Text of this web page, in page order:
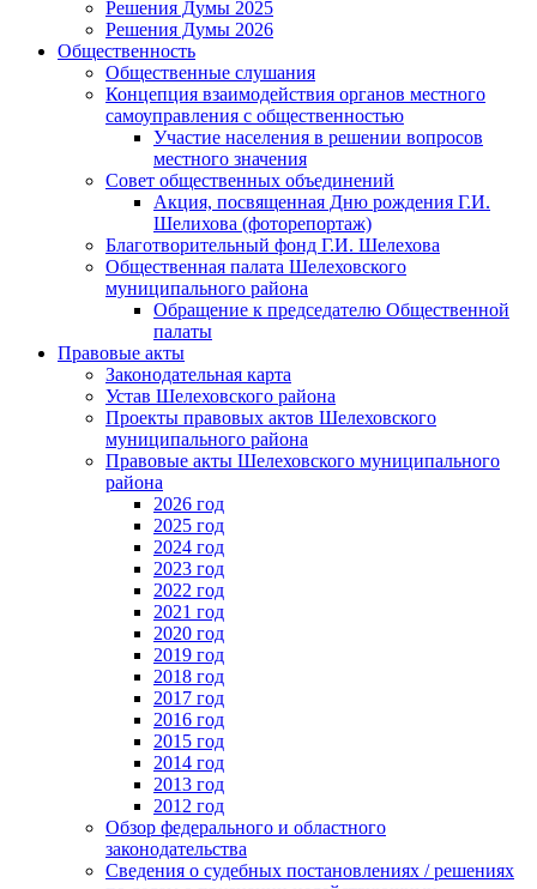
Решения Думы 2025
Решения Думы 2026
Общественность
Общественные слушания
Концепция взаимодействия органов местного
самоуправления с общественностью
Участие населения в решении вопросов
местного значения
Совет общественных объединений
Акция, посвященная Дню рождения Г.И.
Шелихова (фоторепортаж)
Благотворительный фонд Г.И. Шелехова
Общественная палата Шелеховского
муниципального района
Обращение к председателю Общественной
палаты
Правовые акты
Законодательная карта
Устав Шелеховского района
Проекты правовых актов Шелеховского
муниципального района
Правовые акты Шелеховского муниципального
района
2026 год
2025 год
2024 год
2023 год
2022 год
2021 год
2020 год
2019 год
2018 год
2017 год
2016 год
2015 год
2014 год
2013 год
2012 год
Обзор федерального и областного
законодательства
Сведения о судебных постановлениях / решениях